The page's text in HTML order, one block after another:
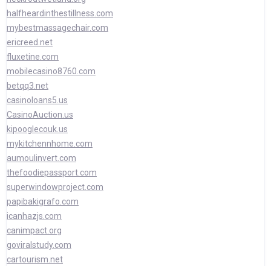
halfheardinthestillness.com
mybestmassagechair.com
ericreed.net
fluxetine.com
mobilecasino8760.com
betqq3.net
casinoloans5.us
CasinoAuction.us
kipooglecouk.us
mykitchennhome.com
aumoulinvert.com
thefoodiepassport.com
superwindowproject.com
papibakigrafo.com
icanhazjs.com
canimpact.org
goviralstudy.com
cartourism.net